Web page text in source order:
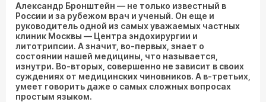
Александр Бронштейн — не только известный в
России и за рубежом врач и ученый. Он еще и
руководитель одной из самых уважаемых частных
клиник Москвы — Центра эндохирургии и
литотрипсии. А значит, во-первых, знает о
состоянии нашей медицины, что называется,
изнутри. Во-вторых, совершенно не зависит в своих
суждениях от медицинских чиновников. А в-третьих,
умеет говорить даже о самых сложных вопросах
простым языком.